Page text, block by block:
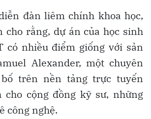
đàn liêm chính khoa học,
cho rằng, dự án của học sinh
có nhiều điểm giống với sản
Alexander, một chuyên
trên nền tảng trực tuyến
cho cộng đồng kỹ sư, những
công nghệ.